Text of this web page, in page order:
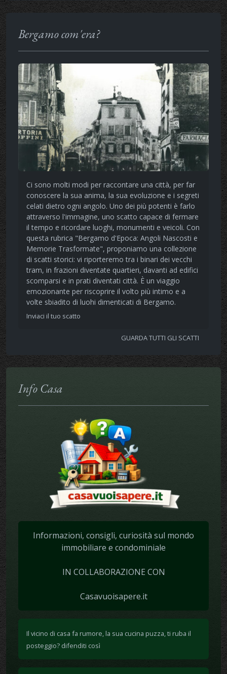
Bergamo com'era?
Ci sono molti modi per raccontare una città, per far
conoscere la sua anima, la sua evoluzione e i segreti
celati dietro ogni angolo. Uno dei più potenti è farlo
attraverso l'immagine, uno scatto capace di fermare
il tempo e ricordare luoghi, monumenti e veicoli. Con
questa rubrica "Bergamo d'Epoca: Angoli Nascosti e
Memorie Trasformate", proponiamo una collezione
di scatti storici: vi riporteremo tra i binari dei vecchi
tram, in frazioni diventate quartieri, davanti ad edifici
scomparsi e in prati diventati città. È un viaggio
emozionante per riscoprire il volto più intimo e a
volte sbiadito di luohi dimenticati di Bergamo.
Inviaci il tuo scatto
GUARDA TUTTI GLI SCATTI
Info Casa
Informazioni, consigli, curiosità sul mondo
immobiliare e condominiale
IN COLLABORAZIONE CON
Casavuoisapere.it
Il vicino di casa fa rumore, la sua cucina puzza, ti ruba il
posteggio? difenditi così